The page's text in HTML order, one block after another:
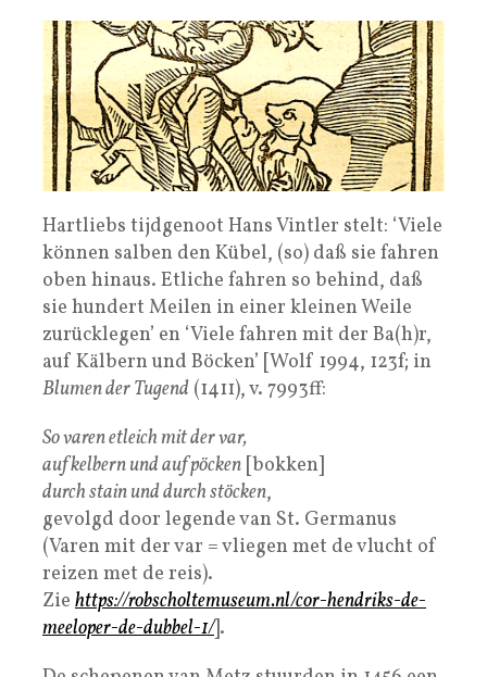
Hartliebs tijdgenoot Hans Vintler stelt: ‘Viele
können salben den Kübel, (so) daß sie fahren
oben hinaus. Etliche fahren so behind, daß
sie hundert Meilen in einer kleinen Weile
zurücklegen’ en ‘Viele fahren mit der Ba(h)r,
auf Kälbern und Böcken’ [Wolf 1994, 123f; in
Blumen der Tugend (1411), v. 7993ff:
So varen etleich mit der var,
auf kelbern und auf pöcken [bokken]
durch stain und durch stöcken,
gevolgd door legende van St. Germanus
(Varen mit der var = vliegen met de vlucht of
reizen met de reis).
Zie https://robscholtemuseum.nl/cor-hendriks-de-
meeloper-de-dubbel-1/].